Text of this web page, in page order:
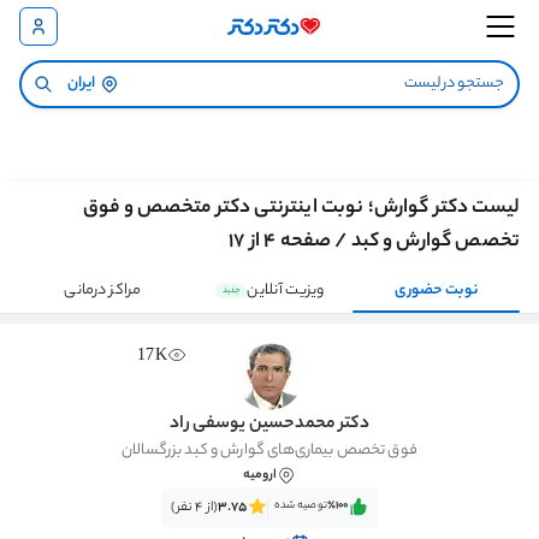
ایران
لیست دکتر گوارش؛ نوبت اینترنتی دکتر متخصص و فوق
تخصص گوارش و کبد / صفحه 4 از 17
نوبت حضوری ویزیت آنلاین جدید مراکز درمانی
17K
دکتر محمدحسین یوسفی راد
فوق تخصص بیماری‌های گوارش و کبد بزرگسالان
ارومیه
٪100‌‌‌توصیه شده 3.75(از 4 نفر)